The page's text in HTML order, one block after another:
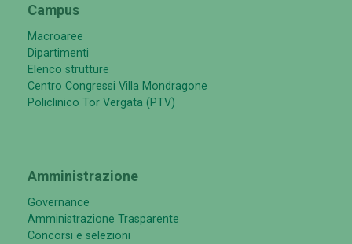
Campus
Macroaree
Dipartimenti
Elenco strutture
Centro Congressi Villa Mondragone
Policlinico Tor Vergata (PTV)
Amministrazione
Governance
Amministrazione Trasparente
Concorsi e selezioni